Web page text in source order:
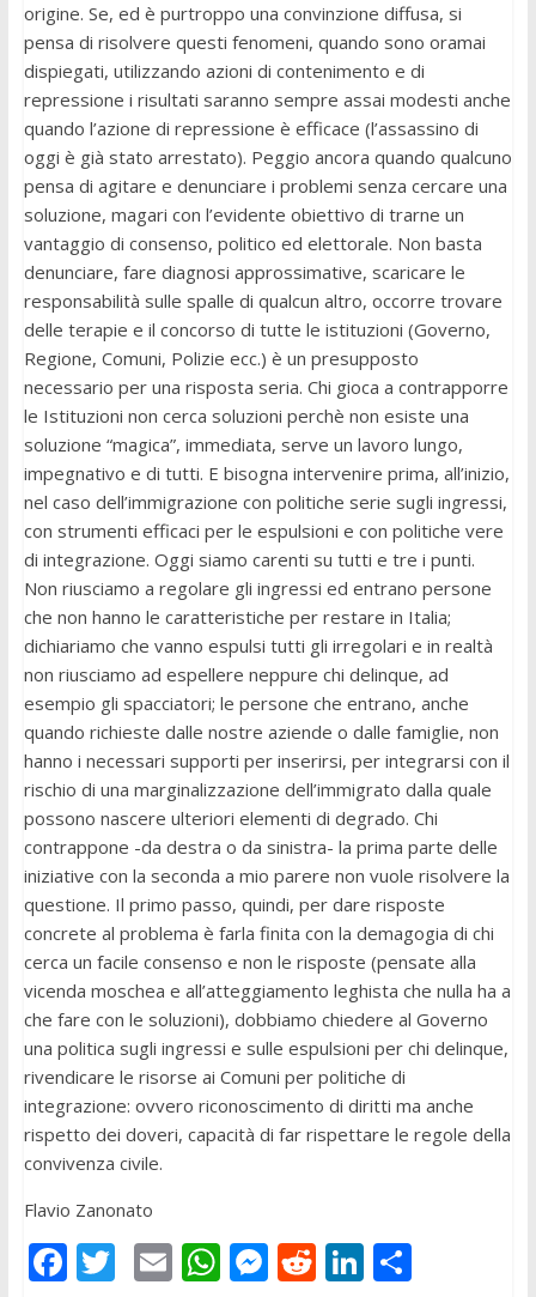
origine. Se, ed è purtroppo una convinzione diffusa, si
pensa di risolvere questi fenomeni, quando sono oramai
dispiegati, utilizzando azioni di contenimento e di
repressione i risultati saranno sempre assai modesti anche
quando l’azione di repressione è efficace (l’assassino di
oggi è già stato arrestato). Peggio ancora quando qualcuno
pensa di agitare e denunciare i problemi senza cercare una
soluzione, magari con l’evidente obiettivo di trarne un
vantaggio di consenso, politico ed elettorale. Non basta
denunciare, fare diagnosi approssimative, scaricare le
responsabilità sulle spalle di qualcun altro, occorre trovare
delle terapie e il concorso di tutte le istituzioni (Governo,
Regione, Comuni, Polizie ecc.) è un presupposto
necessario per una risposta seria. Chi gioca a contrapporre
le Istituzioni non cerca soluzioni perchè non esiste una
soluzione “magica”, immediata, serve un lavoro lungo,
impegnativo e di tutti. E bisogna intervenire prima, all’inizio,
nel caso dell’immigrazione con politiche serie sugli ingressi,
con strumenti efficaci per le espulsioni e con politiche vere
di integrazione. Oggi siamo carenti su tutti e tre i punti.
Non riusciamo a regolare gli ingressi ed entrano persone
che non hanno le caratteristiche per restare in Italia;
dichiariamo che vanno espulsi tutti gli irregolari e in realtà
non riusciamo ad espellere neppure chi delinque, ad
esempio gli spacciatori; le persone che entrano, anche
quando richieste dalle nostre aziende o dalle famiglie, non
hanno i necessari supporti per inserirsi, per integrarsi con il
rischio di una marginalizzazione dell’immigrato dalla quale
possono nascere ulteriori elementi di degrado. Chi
contrappone -da destra o da sinistra- la prima parte delle
iniziative con la seconda a mio parere non vuole risolvere la
questione. Il primo passo, quindi, per dare risposte
concrete al problema è farla finita con la demagogia di chi
cerca un facile consenso e non le risposte (pensate alla
vicenda moschea e all’atteggiamento leghista che nulla ha a
che fare con le soluzioni), dobbiamo chiedere al Governo
una politica sugli ingressi e sulle espulsioni per chi delinque,
rivendicare le risorse ai Comuni per politiche di
integrazione: ovvero riconoscimento di diritti ma anche
rispetto dei doveri, capacità di far rispettare le regole della
convivenza civile.
Flavio Zanonato
F T E W M R Li C